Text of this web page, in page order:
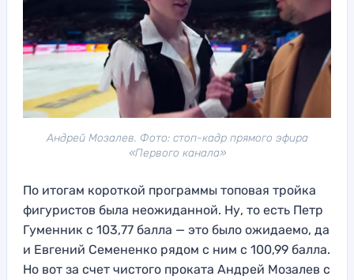
Андрей Мозалев. Фото: стоп-кадр прямого эфира
«Первого канала»
По итогам короткой программы топовая тройка
фигуристов была неожиданной. Ну, то есть Петр
Гуменник с 103,77 балла — это было ожидаемо, да
и Евгений Семененко рядом с ним с 100,99 балла.
Но вот за счет чистого проката Андрей Мозалев с